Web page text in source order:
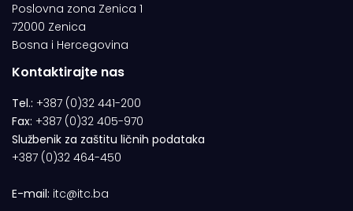
Poslovna zona Zenica 1
72000 Zenica
Bosna i Hercegovina
Kontaktirajte nas
Tel.: +387 (0)32 441-200
Fax: +387 (0)32 405-970
Službenik za zaštitu ličnih podataka
+387 (0)32 464-450
E-mail: itc@itc.ba